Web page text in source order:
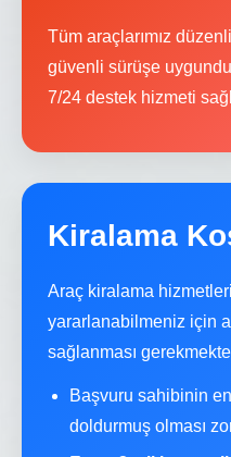
Tüm araçlarımız
güvenli sürüşe
7/24 destek hizmeti
Kiralama
Araç kiralama
yararlanabilmeniz için
sağlanması
Başvuru sahibinin
doldurmuş olması